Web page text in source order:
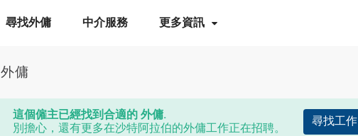
尋找外傭 中介服務 更多資訊
外傭
這個僱主已經找到合適的 外傭.
別擔心，還有更多在沙特阿拉伯的外傭工作正在招聘。
尋找工作